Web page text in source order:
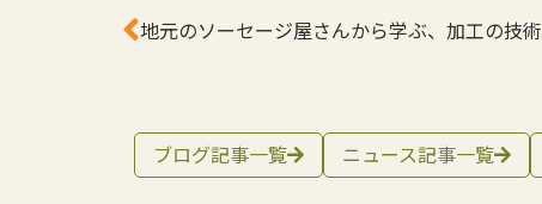
地元のソーセージ屋さんから学ぶ、加工の技術
ブログ記事一覧 ニュース記事一覧